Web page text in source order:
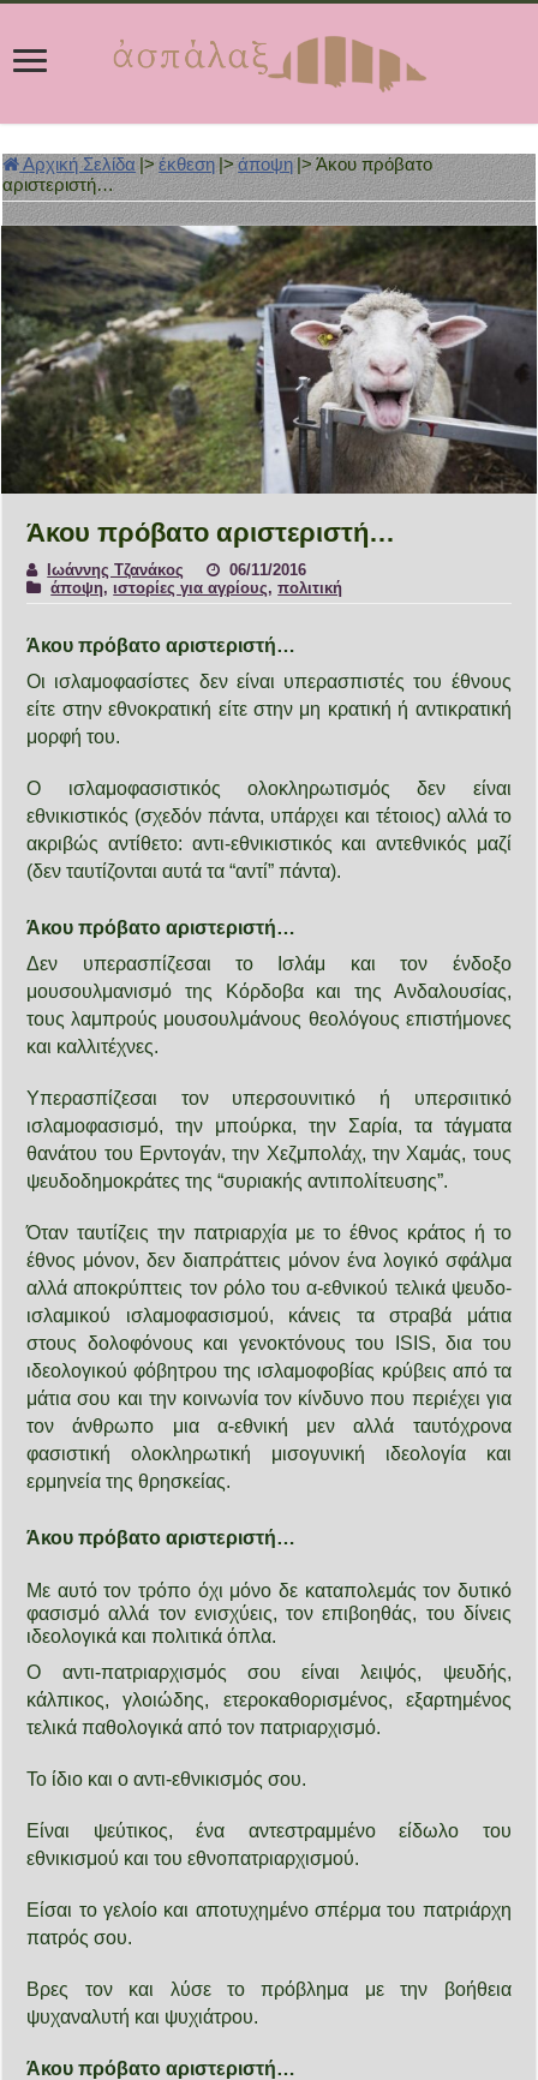
Αρχική Σελίδα |> έκθεση |> άποψη |>Άκου πρόβατο
αριστεριστή…
Άκου πρόβατο αριστεριστή…
Ιωάννης Τζανάκος
06/11/2016
άποψη, ιστορίες για αγρίους,πολιτική
Άκου πρόβατο αριστεριστή…
Οι ισλαμοφασίστες δεν είναι υπερασπιστές του έθνους
είτε στην εθνοκρατική είτε στην μη κρατική ή αντικρατική
μορφή του.
Ο ισλαμοφασιστικός ολοκληρωτισμός δεν είναι
εθνικιστικός (σχεδόν πάντα, υπάρχει και τέτοιος) αλλά το
ακριβώς αντίθετο: αντι-εθνικιστικός και αντεθνικός μαζί
(δεν ταυτίζονται αυτά τα “αντί” πάντα).
Άκου πρόβατο αριστεριστή…
Δεν υπερασπίζεσαι το Ισλάμ και τον ένδοξο
μουσουλμανισμό της Κόρδοβα και της Ανδαλουσίας,
τους λαμπρούς μουσουλμάνους θεολόγους επιστήμονες
και καλλιτέχνες.
Υπερασπίζεσαι τον υπερσουνιτικό ή υπερσιιτικό
ισλαμοφασισμό, την μπούρκα, την Σαρία, τα τάγματα
θανάτου του Ερντογάν, την Χεζμπολάχ, την Χαμάς, τους
ψευδοδημοκράτες της “συριακής αντιπολίτευσης”.
Όταν ταυτίζεις την πατριαρχία με το έθνος κράτος ή το
έθνος μόνον, δεν διαπράττεις μόνον ένα λογικό σφάλμα
αλλά αποκρύπτεις τον ρόλο του α-εθνικού τελικά ψευδο-
ισλαμικού ισλαμοφασισμού, κάνεις τα στραβά μάτια
στους δολοφόνους και γενοκτόνους του ISIS, δια του
ιδεολογικού φόβητρου της ισλαμοφοβίας κρύβεις από τα
μάτια σου και την κοινωνία τον κίνδυνο που περιέχει για
τον άνθρωπο μια α-εθνική μεν αλλά ταυτόχρονα
φασιστική ολοκληρωτική μισογυνική ιδεολογία και
ερμηνεία της θρησκείας.
Άκου πρόβατο αριστεριστή…
Με αυτό τον τρόπο όχι μόνο δε καταπολεμάς τον δυτικό
φασισμό αλλά τον ενισχύεις, τον επιβοηθάς, του δίνεις
ιδεολογικά και πολιτικά όπλα.
Ο αντι-πατριαρχισμός σου είναι λειψός, ψευδής,
κάλπικος, γλοιώδης, ετεροκαθορισμένος, εξαρτημένος
τελικά παθολογικά από τον πατριαρχισμό.
Το ίδιο και ο αντι-εθνικισμός σου.
Είναι ψεύτικος, ένα αντεστραμμένο είδωλο του
εθνικισμού και του εθνοπατριαρχισμού.
Είσαι το γελοίο και αποτυχημένο σπέρμα του πατριάρχη
πατρός σου.
Βρες τον και λύσε το πρόβλημα με την βοήθεια
ψυχαναλυτή και ψυχιάτρου.
Άκου πρόβατο αριστεριστή…